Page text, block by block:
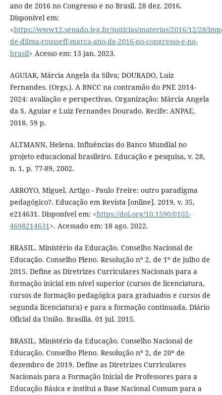
ano de 2016 no Congresso e no Brasil. 28 dez. 2016.
Disponível em:
<https://www12.senado.leg.br/noticias/materias/2016/12/28/
de-dilma-rousseff-marca-ano-de-2016-no-congresso-e-no-
brasil> Acesso em: 13 jan. 2023.
AGUIAR, Márcia Angela da Silva; DOURADO, Luiz
Fernandes. (Orgs.). A BNCC na contramão do PNE 2014-
2024: avaliação e perspectivas. Organização: Márcia Angela
da S. Aguiar e Luiz Fernandes Dourado. Recife: ANPAE,
2018. 59 p.
ALTMANN, Helena. Influências do Banco Mundial no
projeto educacional brasileiro. Educação e pesquisa, v. 28,
n. 1, p. 77-89, 2002.
ARROYO, Miguel. Artigo - Paulo Freire: outro paradigma
pedagógico?. Educação em Revista [online]. 2019, v. 35,
e214631. Disponível em: <https://doi.org/10.1590/0102-
4698214631>. Acessado em: 18 ago. 2022.
BRASIL. Ministério da Educação. Conselho Nacional de
Educação. Conselho Pleno. Resolução nº 2, de 1º de julho de
2015. Define as Diretrizes Curriculares Nacionais para a
formação inicial em nível superior (cursos de licenciatura,
cursos de formação pedagógica para graduados e cursos de
segunda licenciatura) e para a formação continuada. Diário
Oficial da União. Brasília. 01 jul. 2015.
BRASIL. Ministério da Educação. Conselho Nacional de
Educação. Conselho Pleno. Resolução nº 2, de 20º de
dezembro de 2019. Define as Diretrizes Curriculares
Nacionais para a Formação Inicial de Professores para a
Educação Básica e institui a Base Nacional Comum para a